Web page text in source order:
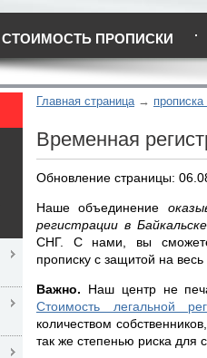
СТОИМОСТЬ ПРОПИСКИ
Главная страница
Временная
Обновление страницы:
Наше объединение
регистрации в
СНГ. С нами, вы
прописку с защитой на
Важно. Наш центр не
Стоимость легальной
количеством
так же степенью риска для